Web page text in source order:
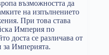
възможността да
на изпълнението
При това става
Империя по
доста се различава от
за Империята.